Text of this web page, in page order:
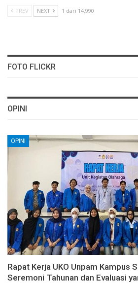
PREV NEXT 1 dari 14,990
FOTO FLICKR
OPINI
OPINI
Rapat Kerja UKO Unpam Kampus
Seremoni Tahunan dan Evaluasi